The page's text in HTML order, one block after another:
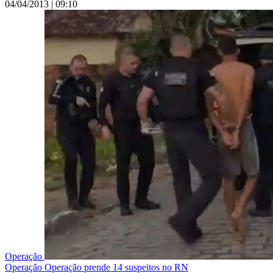
04/04/2013 | 09:10
Operação
Operação Operação prende 14 suspeitos no RN